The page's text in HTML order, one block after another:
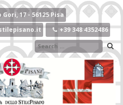
17 - 56125 Pisa
+39 348 4352486